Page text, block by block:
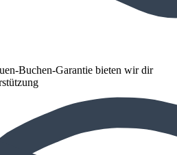
Buchen-Garantie bieten wir dir